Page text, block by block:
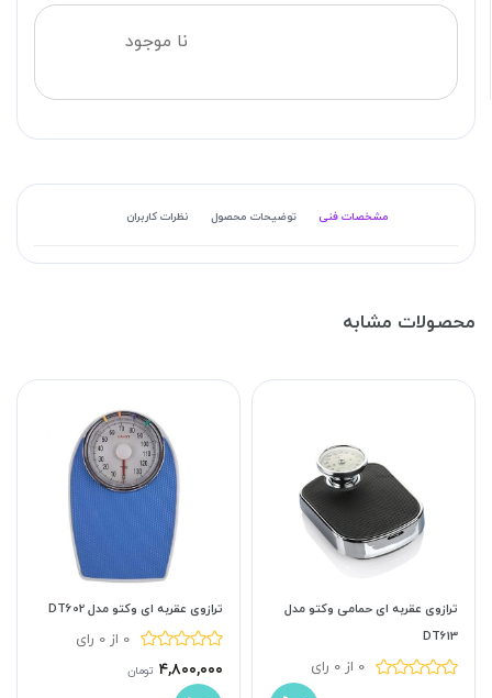
نا موجود
مشخصات فنی توضیحات محصول نظرات کاربران
محصولات مشابه
ترازوی عقربه ای حمامی وکتو مدل
DT613
0 از 0 رای
ترازوی عقربه ای وکتو مدل DT602
0 از 0 رای
۴,۸۰۰,۰۰۰ تومان